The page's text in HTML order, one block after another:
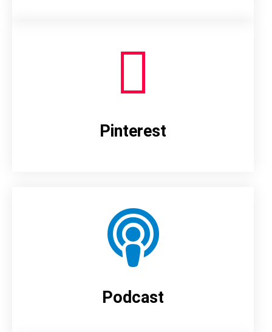
Pinterest
Podcast